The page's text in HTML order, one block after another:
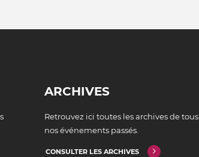
ARCHIVES
Retrouvez ici toutes les archives de tous
nos événements passés.
CONSULTER LES ARCHIVES